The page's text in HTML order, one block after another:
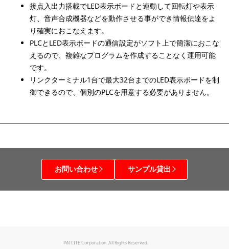
接点入出力搭載でLED表示ボードと連動して回転灯や表示
灯、音声合成機器などを動作させる事ができ情報伝達をよ
り確実におこなえます。
PLCとLED表示ボードの通信設定がソフト上で簡潔におこな
えるので、複雑なプログラムを作成することなく運用可能
です。
リンクターミナル1台で最大32台までのLED表示ボードを制
御できるので、個別のPLCを用意する必要がありません。
お問い合わせ サンプル貸出
PATLITE Corporation. All Rights Reserved.